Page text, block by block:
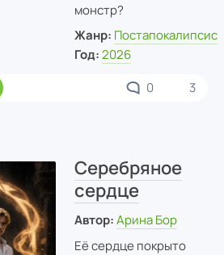
монстр?
Жанр: Постапокалипсис
Год: 2026
0 3
Серебряное
сердце
Автор: Арина Бор
Её сердце покрыто